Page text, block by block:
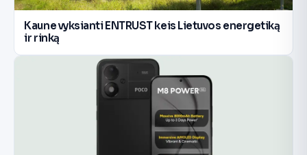
Kaune vyksianti ENTRUST keis Lietuvos energetiką
ir rinką